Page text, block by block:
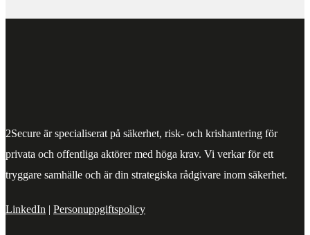
2Secure är specialiserat på säkerhet, risk- och krishantering för
privata och offentliga aktörer med höga krav. Vi verkar för ett
tryggare samhälle och är din strategiska rådgivare inom säkerhet.
LinkedIn | Personuppgiftspolicy